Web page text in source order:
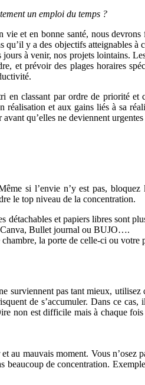
un emploi du temps ?
et en bonne santé, nous
y a des objectifs atteignables
à venir, nos projets lointains.
et prévoir des plages horaires
en classant par ordre de priorité
et aux gains liés à sa
qu’elles ne deviennent
si l’envie n’y est pas,
le top niveau de la concentration.
et papiers libres sont
Canva, Bullet journal ou BUJO….
la porte de celle-ci ou
pas tant mieux,
de s’accumuler. Dans ce
non est difficile mais à chaque
au mauvais moment. Vous
beaucoup de concentration.